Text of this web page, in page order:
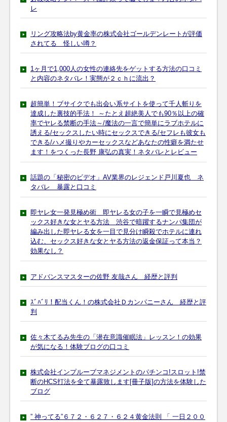
レ
リング攻略法by黄金率の株式会社ゴールデンレートが評価
されてる 怪しい噂？
1ヶ月で1,000人の女性の連絡先をゲットする方法の口コミ
と内容のネタバレ！実態が２ｃｈに流出？
超簡単！ブサイクでも出会い系サイトを使って千人斬りを
達成した裏技的手法！ ～たとえ超絶美人でも90％以上の確
率でヤレる禁断の手法～/魔法の一言で簡単にラブホテルに
誘える/セックスしたい時にセックスできる/セフレも彼女も
できる/ハメ撮りやカーセックスなどあなたの性癖を満たせ
ます！をつくった長野 康弘の真実！ネタバレとレビュー
話題の「秘密のビデオ」AV業界のレジェンド戸川夏也 ネ
タバレ 暴露と口コミ
即ヤレ女一発見極め術 即ヤレる女の子を一瞬で見極めセ
ックス好きな女とヤる方法 渋谷で暗躍するナンパ集団が
編み出した即ヤレる女を一目で見分け瞬殺でホテルに連れ
込む、セックス好きな女とヤる方法の返金保証って本当？
効果なし？
アドバンスマスターの佐野 友哉さん 経歴と評判
ｽﾞﾊﾞﾘ！配当くん！の株式会社Ｄカンパニーさん 経歴と評
判
佐々木てるみ先生の「潜在意識催眠法」レッスン！の効果
が気になる！体験ブログの口コミ
株式会社インプルーブマネジメントのパチンコ!スロット!禁
断のHCS打法を全て暴露致します[冊子版]の方法を体験した
ブログ
” 神ってる”６７２・６２７・６２４黄金法則 「 一日２００